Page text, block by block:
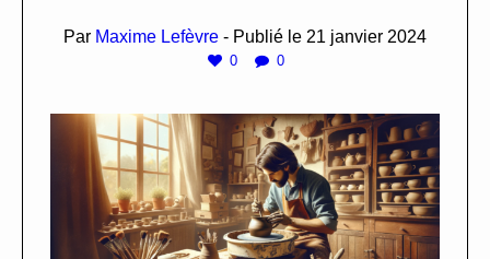
Par Maxime Lefèvre - Publié le 21 janvier 2024
0 0